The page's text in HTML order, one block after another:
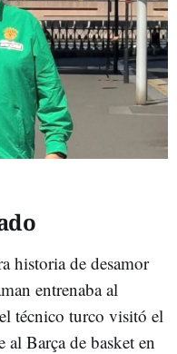
historia de desamor
entrenaba al
técnico turco visitó el
al Barça de basket en